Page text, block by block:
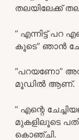
തലയിലേക്ക്
” എന്നിട്ട് പറ
കൂടെ” ഞാൻ
“പറയണോ”
മൂഡിൽ ആണ്.
” എന്റെ
മുകളിലൂടെ
കൊഞ്ചി.